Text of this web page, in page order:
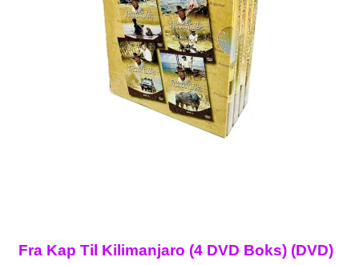
Fra Kap Til Kilimanjaro (4 DVD Boks) (DVD)